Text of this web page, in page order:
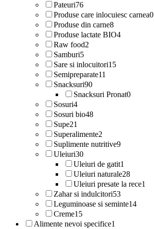
Pateuri76
Produse care inlocuiesc carnea0
Produse din carne8
Produse lactate BIO4
Raw food2
Samburi5
Sare si inlocuitori15
Semipreparate11
Snacksuri90
Snacksuri Pronat0
Sosuri4
Sosuri bio48
Supe21
Superalimente2
Suplimente nutritive9
Uleiuri30
Uleiuri de gatit1
Uleiuri naturale28
Uleiuri presate la rece1
Zahar si indulcitori53
Leguminoase si seminte14
Creme15
Alimente nevoi specifice1